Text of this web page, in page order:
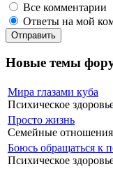
Все комментарии
Ответы на мой
Новые темы
Мира глазами куба
Психическое
Просто жизнь
Семейные
Боюсь обращаться к
Психическое